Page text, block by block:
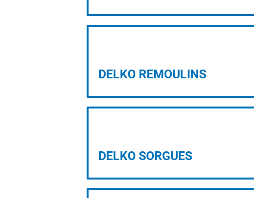
DELKO REMOULINS
DELKO SORGUES